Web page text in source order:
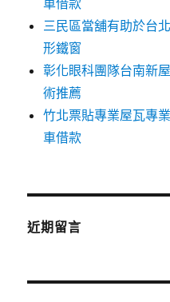
車借款
三民區當舖有助於台
形鐵窗
彰化眼科團隊台南新
術推薦
竹北票貼專業屋瓦專
車借款
近期留言